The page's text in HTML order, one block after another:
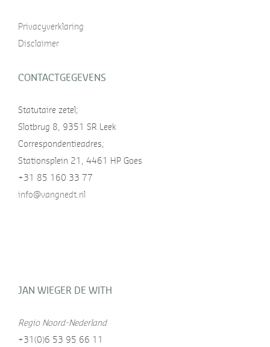
Privacyverklaring
Disclaimer
CONTACTGEGEVENS
Statutaire zetel;
Slotbrug 8, 9351 SR Leek
Correspondentieadres;
Stationsplein 21, 4461 HP Goes
+31 85 160 33 77
info@vangnedt.nl
JAN WIEGER DE WITH
Regio Noord-Nederland
+31(0)6 53 95 66 11